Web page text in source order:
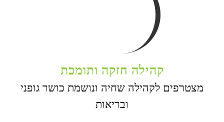
קהילה חזקה ותומכת
מצטרפים לקהילה שחיה ונושמת כושר גופני
ובריאות